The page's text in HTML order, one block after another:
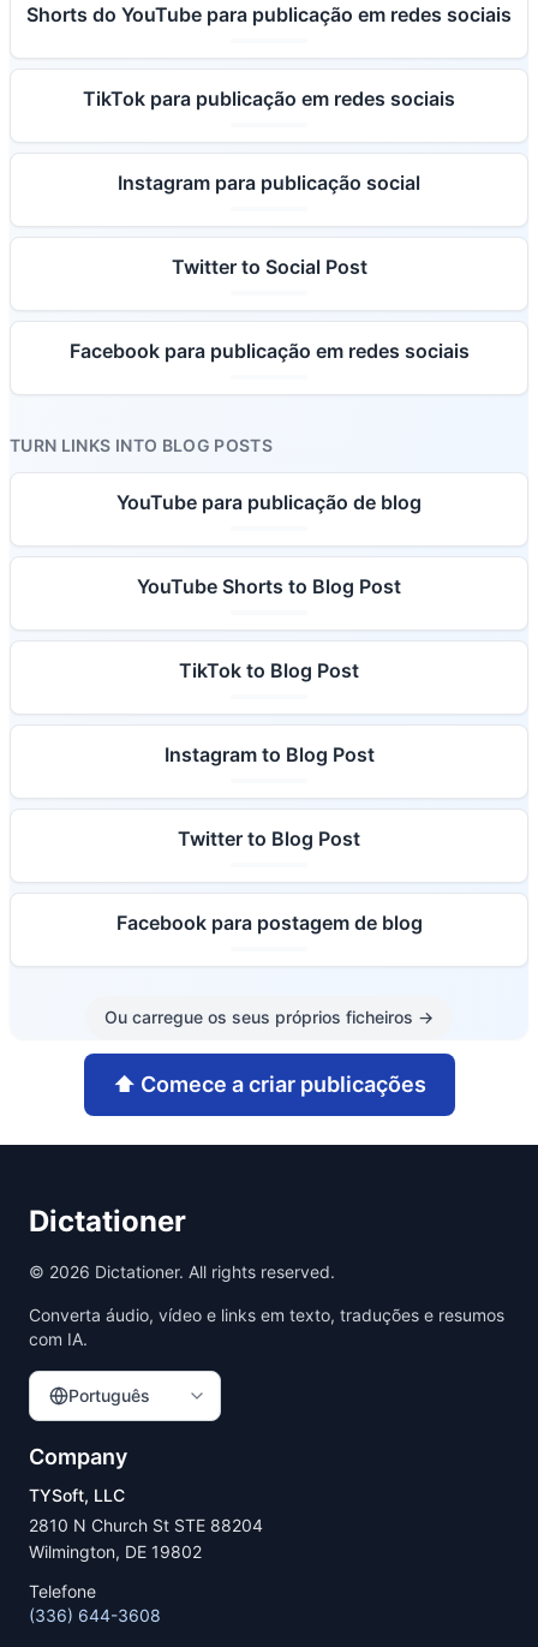
Shorts do YouTube para publicação em redes sociais
TikTok para publicação em redes sociais
Instagram para publicação social
Twitter to Social Post
Facebook para publicação em redes sociais
TURN LINKS INTO BLOG POSTS
YouTube para publicação de blog
YouTube Shorts to Blog Post
TikTok to Blog Post
Instagram to Blog Post
Twitter to Blog Post
Facebook para postagem de blog
Ou carregue os seus próprios ficheiros →
⬆️ Comece a criar publicações
Dictationer
© 2026 Dictationer. All rights reserved.
Converta áudio, vídeo e links em texto, traduções e resumos
com IA.
Português
Company
TYSoft, LLC
2810 N Church St STE 88204
Wilmington, DE 19802
Telefone
(336) 644-3608